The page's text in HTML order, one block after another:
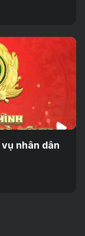
nhân dân